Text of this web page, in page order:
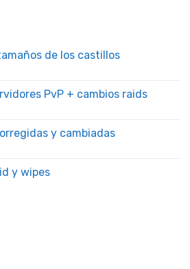
de los castillos
PvP + cambios raids
y cambiadas
y wipes